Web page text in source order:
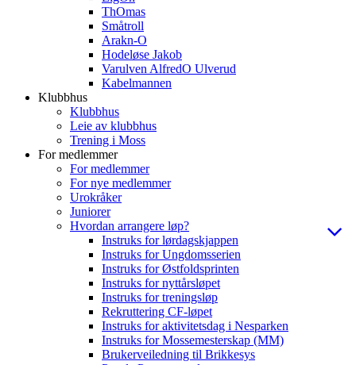
ThOmas
Småtroll
Arakn-O
Hodeløse Jakob
Varulven AlfredO Ulverud
Kabelmannen
Klubbhus
Klubbhus
Leie av klubbhus
Trening i Moss
For medlemmer
For medlemmer
For nye medlemmer
Urokråker
Juniorer
Hvordan arrangere løp?
Instruks for lørdagskjappen
Instruks for Ungdomsserien
Instruks for Østfoldsprinten
Instruks for nyttårsløpet
Instruks for treningsløp
Rekruttering CF-løpet
Instruks for aktivitetsdag i Nesparken
Instruks for Mossemesterskap (MM)
Brukerveiledning til Brikkesys